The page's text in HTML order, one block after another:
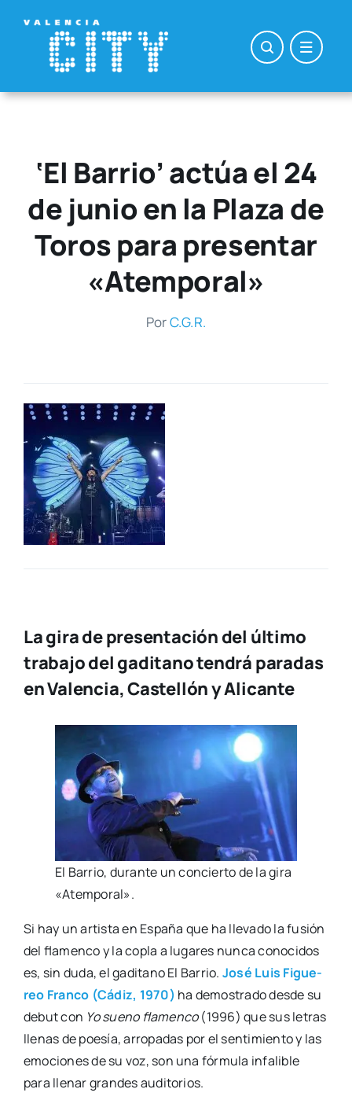
contenido
‘El Barrio’ actúa el 24
de junio en la Plaza de
Toros para presentar
«Atemporal»
PorC.G.R.
La gira de presentación del último
trabajo del gaditano tendrá paradas
en Valencia, Castellón y Alicante
El Barrio, duran­te un con­cier­to de la gira
«Atem­po­ral».
Si hay un artis­ta en Espa­ña que ha lle­va­do la fusión
del fla­men­co y la copla a luga­res nun­ca cono­ci­dos
es, sin duda, el gadi­tano El Barrio. José Luis Figue­
reo Fran­co (Cádiz, 1970) ha demos­tra­do des­de su
debut con Yo sueno fla­men­co(1996) que sus letras
lle­nas de poe­sía, arro­pa­das por el sen­ti­mien­to y las
emo­cio­nes de su voz, son una fór­mu­la infa­li­ble
para lle­nar gran­des audi­to­rios.